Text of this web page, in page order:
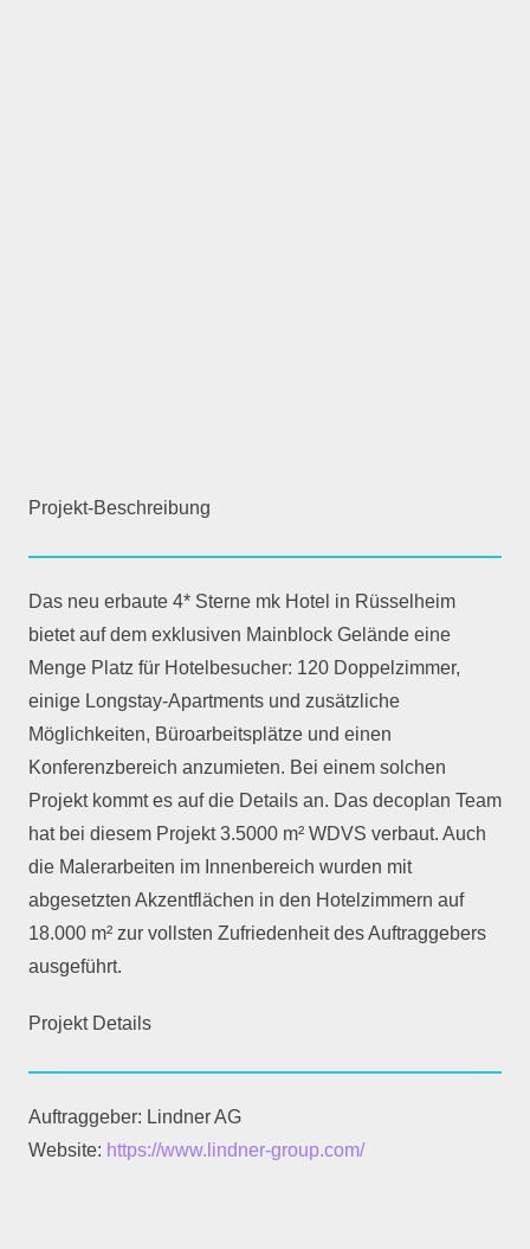
Projekt-Beschreibung
Das neu erbaute 4* Sterne mk Hotel in Rüsselheim
bietet auf dem exklusiven Mainblock Gelände eine
Menge Platz für Hotelbesucher: 120 Doppelzimmer,
einige Longstay-Apartments und zusätzliche
Möglichkeiten, Büroarbeitsplätze und einen
Konferenzbereich anzumieten. Bei einem solchen
Projekt kommt es auf die Details an. Das decoplan Team
hat bei diesem Projekt 3.5000 m² WDVS verbaut. Auch
die Malerarbeiten im Innenbereich wurden mit
abgesetzten Akzentflächen in den Hotelzimmern auf
18.000 m² zur vollsten Zufriedenheit des Auftraggebers
ausgeführt.
Projekt Details
Auftraggeber: Lindner AG
Website: https://www.lindner-group.com/